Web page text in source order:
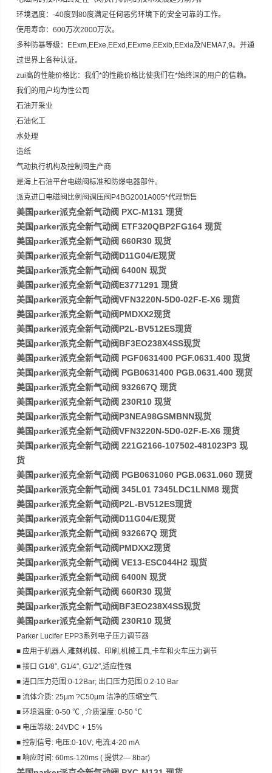
环境温度：-40度到80度满足任何恶劣环境下的安全可靠的工作。
使用寿命：600万次2000万次。
多种防暴等级：EExm,EExe,EExd,EExme,EExib,EExia及NEMA7,9。并通
过世界上各种认证。
zui高的性能价格比：我们*的性能价格比使我们在*始终深的用户的信赖。
我们的用户均为性公司
石油开采业
石油化工
水处理
造纸
气动执行机构及控制阀生产商
是海上石油平台电磁阀标准和防爆电器部件。
派克进口电磁阀比例阀调压阀P4BG2001A005*代理销售
美国parker派克全新气动阀 PXC-M131 现货
美国parker派克全新气动阀 ETF320QBP2FG164 现货
美国parker派克全新气动阀 660R30 现货
美国parker派克全新气动阀D11G04/E现货
美国parker派克全新气动阀 6400N 现货
美国parker派克全新气动阀E3771291 现货
美国parker派克全新气动阀VFN3220N-5D0-02F-E-X6 现货
美国parker派克全新气动阀PMDXX2现货
美国parker派克全新气动阀P2L-BV512ES现货
美国parker派克全新气动阀BF3EO238X4SS现货
美国parker派克全新气动阀 PGF0631400 PGF.0631.400 现货
美国parker派克全新气动阀 PGB0631400 PGB.0631.400 现货
美国parker派克全新气动阀 932667Q 现货
美国parker派克全新气动阀 230R10 现货
美国parker派克全新气动阀P3NEA98GSMBNN现货
美国parker派克全新气动阀VFN3220N-5D0-02F-E-X6 现货
美国parker派克全新气动阀 221G2166-107502-481023P3 现
货
美国parker派克全新气动阀 PGB0631060 PGB.0631.060 现货
美国parker派克全新气动阀 345L01 7345LDC1LNM8 现货
美国parker派克全新气动阀P2L-BV512ES现货
美国parker派克全新气动阀D11G04/E现货
美国parker派克全新气动阀 932667Q 现货
美国parker派克全新气动阀PMDXX2现货
美国parker派克全新气动阀 VE13-ESC044H2 现货
美国parker派克全新气动阀 6400N 现货
美国parker派克全新气动阀 660R30 现货
美国parker派克全新气动阀BF3EO238X4SS现货
美国parker派克全新气动阀 230R10 现货
Parker Lucifer EPP3系列电子压力调节器
■ 应用于机器人,雕刻机械、印刷,机械工具,卡车和火车压力调节
■ 接口 G1/8″, G1/4″, G1/2″,适应性强
■ 进口压力范围:0-12Bar; 出口压力范围:0.2-10 Bar
■ 流体介质: 25μm ?C50μm 洁净的压缩空气.
■ 环境温度: 0-50 ℃ , 介质温度: 0-50 ℃
■ 电压等级: 24VDC + 15%
■ 控制信号: 电压:0-10V; 电流:4-20 mA
■ 响应时间: 60ms-120ms ( 提供2― 8bar)